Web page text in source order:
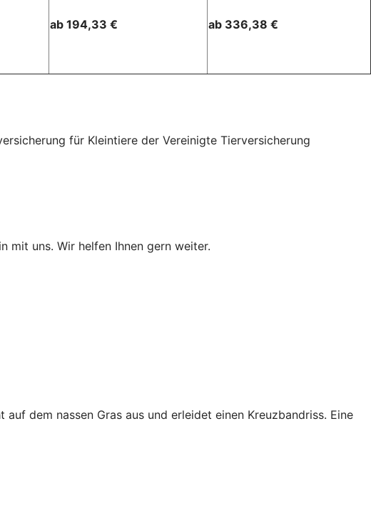
ab 194,33 € ab 336,38 €
für Kleintiere der Vereinigte Tierversicherung
mit uns. Wir helfen Ihnen gern weiter.
dem nassen Gras aus und erleidet einen Kreuzbandriss. Eine